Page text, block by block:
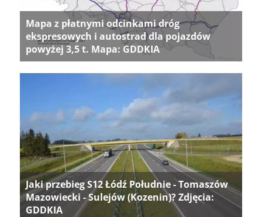
Mapa z płatnymi odcinkami dróg
ekspresowych i autostrad dla pojazdów
powyżej 3,5 t. Mapa: GDDKIA
Jaki przebieg S12 Łódź Południe - Tomaszów
Mazowiecki - Sulejów (Kozenin)? Zdjęcia:
GDDKIA